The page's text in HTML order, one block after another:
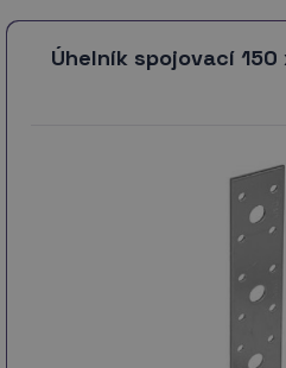
Úhelník spojovací